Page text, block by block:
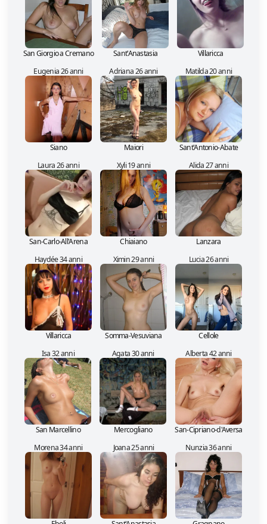
San Giorgio a Cremano Sant'Anastasia
Villaricca
Eugenia 26 anni
Siano
Adriana 26 anni
Maiori
Matilda 20 anni
Sant'Antonio-Abate
Laura 26 anni
San-Carlo-All'Arena
Xyli 19 anni
Chiaiano
Alida 27 anni
Lanzara
Haydée 34 anni
Villaricca
Ximin 29 anni
Somma-Vesuviana
Lucia 26 anni
Cellole
Isa 32 anni
San Marcellino
Agata 30 anni
Mercogliano
Alberta 42 anni
San-Cipriano-d'Aversa
Morena 34 anni
Joana 25 anni Nunzia 36 anni